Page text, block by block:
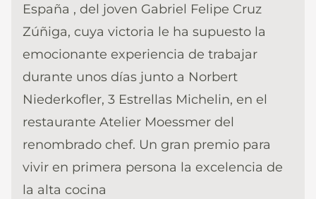
España , del joven Gabriel Felipe Cruz
Zúñiga, cuya victoria le ha supuesto la
emocionante experiencia de trabajar
durante unos días junto a Norbert
Niederkofler, 3 Estrellas Michelin, en el
restaurante Atelier Moessmer del
renombrado chef. Un gran premio para
vivir en primera persona la excelencia de
la alta cocina